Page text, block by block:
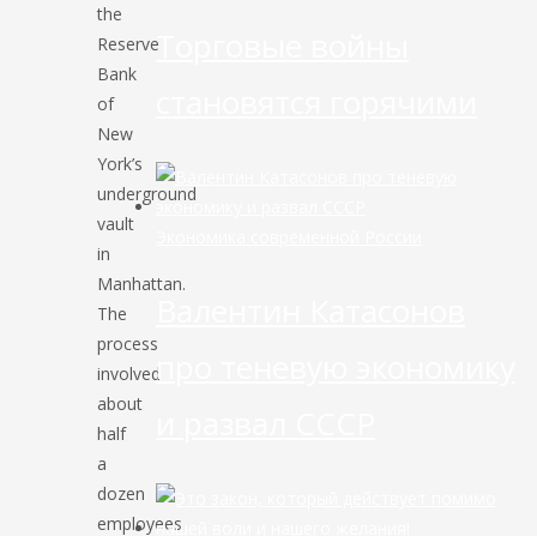
the
Reserve
Bank
of
New
York’s
underground
vault
in
Manhattan.
The
process
involved
about
half
a
dozen
employees
Торговые войны
про теневую экономику